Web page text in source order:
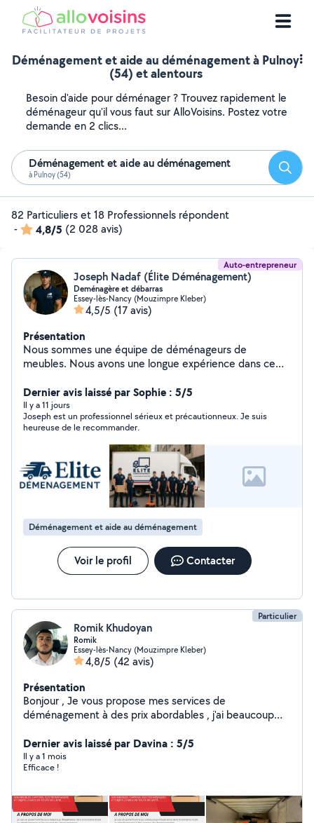
Déménagement et aide au déménagement à Pulnoy
(54) et alentours
Besoin d'aide pour déménager ? Trouvez rapidement le
déménageur qu'il vous faut sur AlloVoisins. Postez votre
demande en 2 clics...
Déménagement et aide au déménagement
à Pulnoy (54)
82 Particuliers et 18 Professionnels répondent
-
4,8/5 (2 028 avis)
Auto-entrepreneur
Joseph Nadaf (Élite Déménagement)
Deménagère et débarras
Essey-lès-Nancy (Mouzimpre Kleber)
4,5/5 (17 avis)
Présentation
Nous sommes une équipe de déménageurs de
meubles. Nous avons une longue expérience dans ce
Dernier avis laissé par Sophie : 5/5
Il y a 11 jours
Joseph est un professionnel sérieux et précautionneux. Je suis
heureuse de le recommander.
Déménagement et aide au déménagement
Voir le profil Contacter
Particulier
Romik Khudoyan
Romik
Essey-lès-Nancy (Mouzimpre Kleber)
4,8/5 (42 avis)
Présentation
Bonjour , Je vous propose mes services de
déménagement à des prix abordables , j'ai beaucoup
n'hésitez pas à me contacter
Dernier avis laissé par Davina : 5/5
Il y a 1 mois
Efficace !